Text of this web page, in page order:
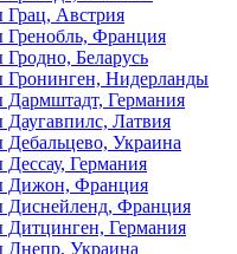
Грац, Австрия
Гренобль, Франция
Беларусь
Гронинген, Нидерланды
Дармштадт, Германия
Латвия
Украина
Германия
Дижон, Франция
Диснейленд, Франция
Дитцинген, Германия
Днепр, Украина